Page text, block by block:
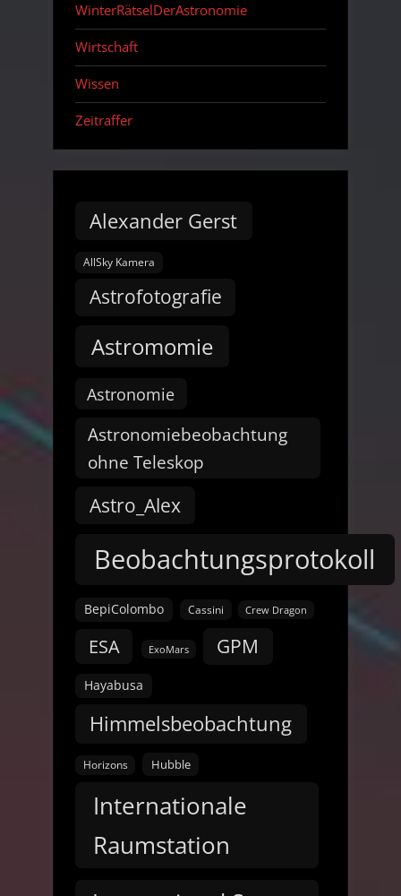
WinterRätselDerAstronomie
Wirtschaft
Wissen
Zeitraffer
Alexander Gerst
AllSky Kamera
Astrofotografie
Astromomie
Astronomie
Astronomiebeobachtung
ohne Teleskop
Astro_Alex
Beobachtungsprotokoll
BepiColombo Cassini Crew Dragon
ESA ExoMars GPM
Hayabusa
Himmelsbeobachtung
Horizons Hubble
Internationale
Raumstation